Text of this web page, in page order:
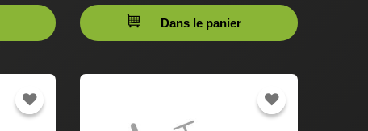
Dans le panier